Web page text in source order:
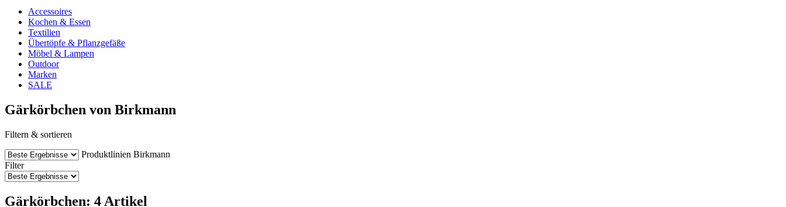
Accessoires
Kochen & Essen
Textilien
Übertöpfe & Pflanzgefäße
Möbel & Lampen
Outdoor
Marken
SALE
Gärkörbchen von Birkmann
Filtern & sortieren
Produktlinien Birkmann
Filter
Gärkörbchen: 4 Artikel